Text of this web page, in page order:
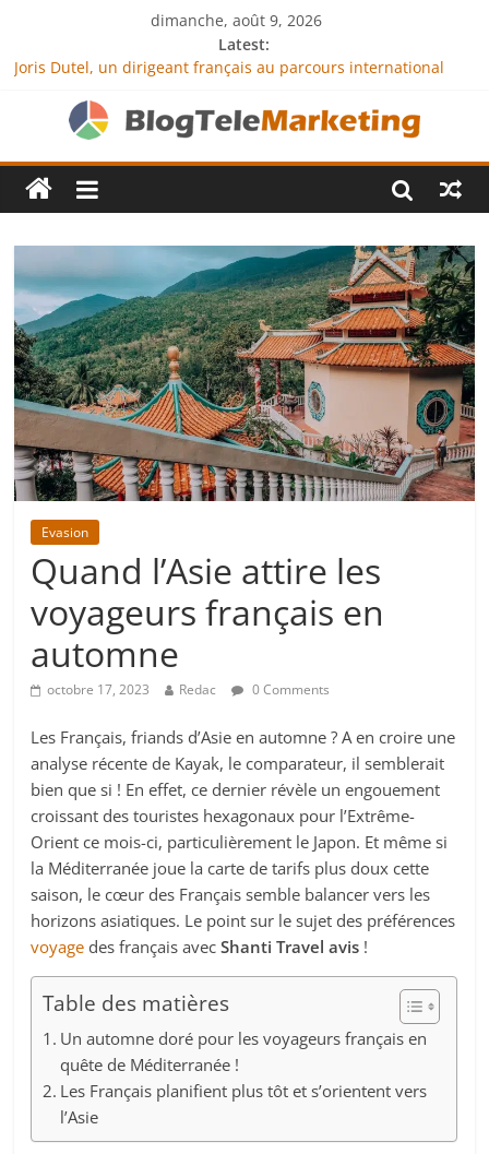
dimanche, août 9, 2026
Latest:
Joris Dutel, un dirigeant français au parcours international
Agria Assurance Animaux : comment l’entreprise se
démarque-t-elle de la concurrence ?
JCA Academy : l’excellence au service de l’indépendance
financière
Denis Bouclon : la diplomatie éducative comme moteur de
Next Terra International : des solutions logistiques au service
du commerce international
Evasion
Quand l’Asie attire les
voyageurs français en
automne
octobre 17, 2023 Redac 0 Comments
Les Français, friands d’Asie en automne ? A en croire une
analyse récente de Kayak, le comparateur, il semblerait
bien que si ! En effet, ce dernier révèle un engouement
croissant des touristes hexagonaux pour l’Extrême-
Orient ce mois-ci, particulièrement le Japon. Et même si
la Méditerranée joue la carte de tarifs plus doux cette
saison, le cœur des Français semble balancer vers les
horizons asiatiques. Le point sur le sujet des préférences
voyage des français avecShanti Travel avis !
Table des matières
Un automne doré pour les voyageurs français en
quête de Méditerranée !
Les Français planifient plus tôt et s’orientent vers
l’Asie